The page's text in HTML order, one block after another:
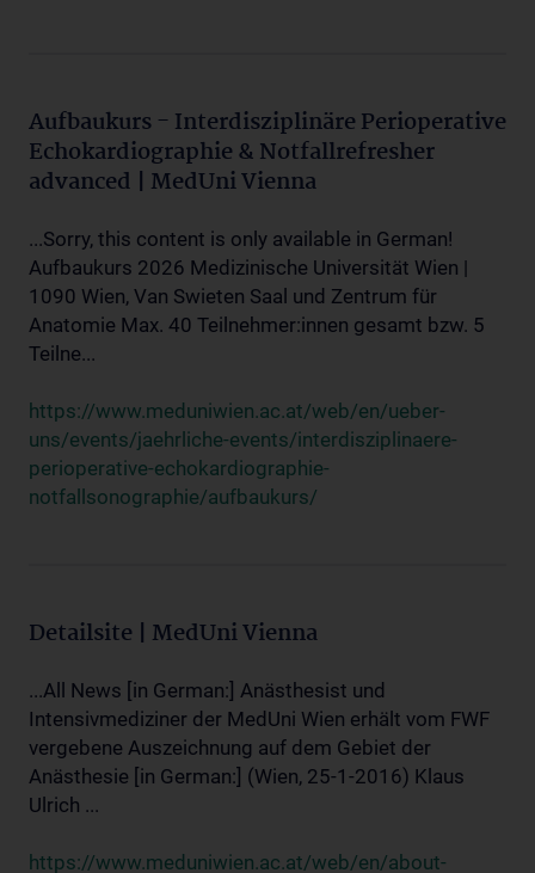
Aufbaukurs - Interdisziplinäre Perioperative
Echokardiographie & Notfallrefresher
advanced | MedUni Vienna
...Sorry, this content is only available in German!
Aufbaukurs 2026 Medizinische Universität Wien |
1090 Wien, Van Swieten Saal und Zentrum für
Anatomie Max. 40 Teilnehmer:innen gesamt bzw. 5
Teilne...
https://www.meduniwien.ac.at/web/en/ueber-
uns/events/jaehrliche-events/interdisziplinaere-
perioperative-echokardiographie-
notfallsonographie/aufbaukurs/
Detailsite | MedUni Vienna
...All News [in German:] Anästhesist und
Intensivmediziner der MedUni Wien erhält vom FWF
vergebene Auszeichnung auf dem Gebiet der
Anästhesie [in German:] (Wien, 25-1-2016) Klaus
Ulrich ...
https://www.meduniwien.ac.at/web/en/about-